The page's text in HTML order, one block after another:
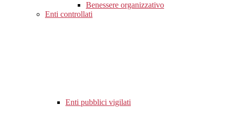
Benessere organizzativo
Enti controllati
Enti pubblici vigilati